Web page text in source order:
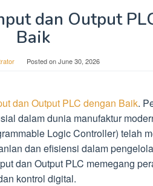
dan Output
Baik
Posted onJune 30, 2026
dan Output PLC dengan Baik.
dalam dunia manufaktur
Logic Controller) telah
dan efisiensi dalam
dan Output PLC memegang
kontrol digital.